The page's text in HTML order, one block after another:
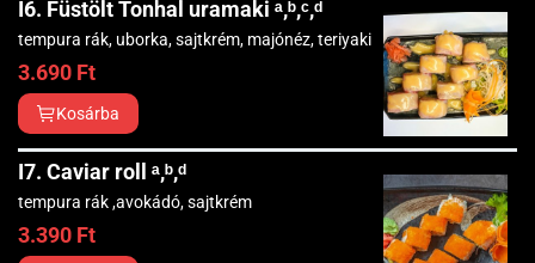
I6. Füstölt Tonhal uramaki ᵃ,ᵇ,ᶜ,ᵈ
tempura rák, uborka, sajtkrém, majónéz, teriyaki
3.690 Ft
Kosárba
I7. Caviar roll ᵃ,ᵇ,ᵈ
tempura rák ,avokádó, sajtkrém
3.390 Ft